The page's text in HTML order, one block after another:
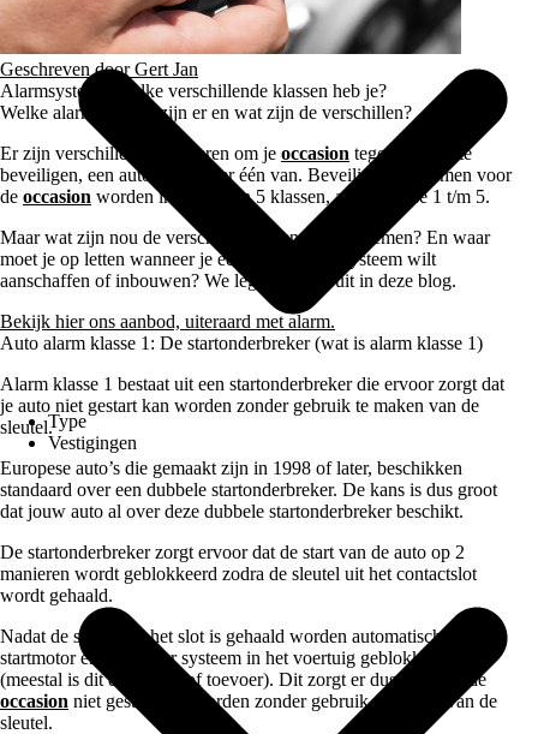
Type
Vestigingen
Geschreven doorGert Jan
Alarmsysteem, welke verschillende klassen heb je?
Welke alarm klassen zijn er en wat zijn de verschillen?
Er zijn verschillende manieren om je occasion tegen diefstal te
beveiligen, een auto alarm is er één van. Beveiligingssystemen voor
de occasion worden ingedeeld in 5 klassen, alarm klasse 1 t/m 5.
Maar wat zijn nou de verschillen tussen deze systemen? En waar
moet je op letten wanneer je een nieuw alarmsysteem wilt
aanschaffen of inbouwen? We leggen het je uit in deze blog.
Bekijk hier ons aanbod, uiteraard met alarm.
Auto alarm klasse 1: De startonderbreker (wat is alarm klasse 1)
Alarm klasse 1 bestaat uit een startonderbreker die ervoor zorgt dat
je auto niet gestart kan worden zonder gebruik te maken van de
sleutel.
Europese auto’s die gemaakt zijn in 1998 of later, beschikken
standaard over een dubbele startonderbreker. De kans is dus groot
dat jouw auto al over deze dubbele startonderbreker beschikt.
De startonderbreker zorgt ervoor dat de start van de auto op 2
manieren wordt geblokkeerd zodra de sleutel uit het contactslot
wordt gehaald.
Nadat de sleutel uit het slot is gehaald worden automatisch de
startmotor en een ander systeem in het voertuig geblokkeerd
(meestal is dit de brandstof toevoer). Dit zorgt er dus voor dat de
occasion niet gestart kan worden zonder gebruik te maken van de
sleutel.